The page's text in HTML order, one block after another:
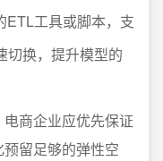
ETL工具或脚本，支
切换，提升模型的
商企业应优先保证
留足够的弹性空